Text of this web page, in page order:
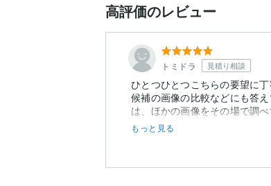
高評価のレビュー
トミドラ 見積り相談
ひとつひとつこちらの要望に
候補の画像の比較などにも答
は、ほかの画像をその場で調
とても満足しています。
もっと見る